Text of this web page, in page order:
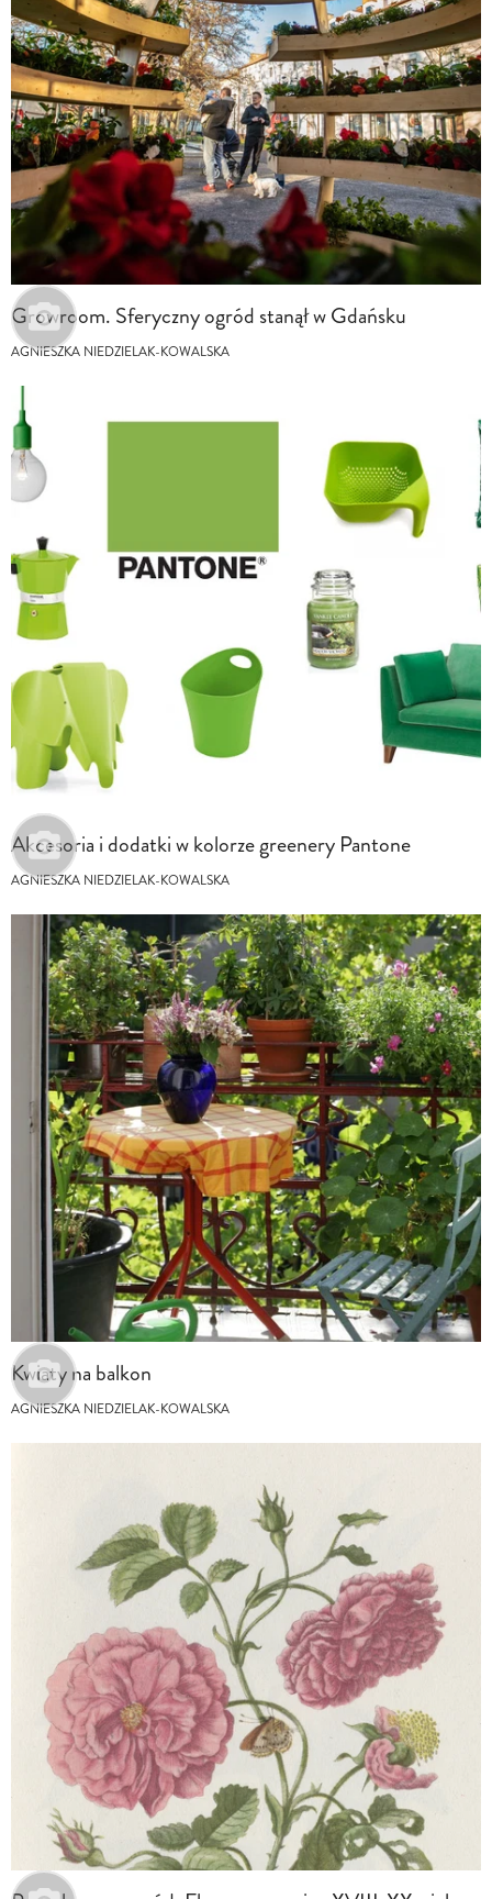
Growroom. Sferyczny ogród stanął w Gdańsku
AGNIESZKA NIEDZIELAK-KOWALSKA
Akcesoria i dodatki w kolorze greenery Pantone
AGNIESZKA NIEDZIELAK-KOWALSKA
Kwiaty na balkon
AGNIESZKA NIEDZIELAK-KOWALSKA